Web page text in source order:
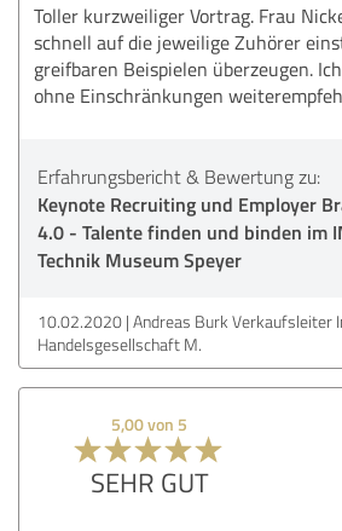
Toller kurzweiliger Vortrag. Frau
schnell auf die jeweilige Zuhörer
greifbaren Beispielen überzeugen.
ohne Einschränkungen
Erfahrungsbericht & Bewertung zu:
Keynote Recruiting und Employer
4.0 - Talente finden und binden im
Technik Museum Speyer
10.02.2020 Andreas Burk Verkaufsleiter
Handelsgesellschaft M.
5,00 von 5
SEHR GUT